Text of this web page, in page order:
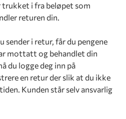
trukket i fra beløpet som
returen din.
sender i retur, får du pengene
mottatt og behandlet din
du logge deg inn på
en retur der slik at du ikke
Kunden står selv ansvarlig